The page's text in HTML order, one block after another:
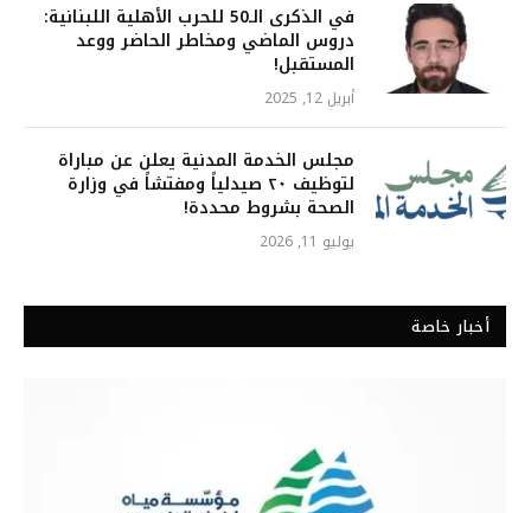
في الذكرى الـ50 للحرب الأهلية اللبنانية:
دروس الماضي ومخاطر الحاضر ووعد
المستقبل!
أبريل 12, 2025
مجلس الخدمة المدنية يعلن عن مباراة
لتوظيف ٢٠ صيدلياً ومفتشاً في وزارة
الصحة بشروط محددة!
يوليو 11, 2026
أخبار خاصة